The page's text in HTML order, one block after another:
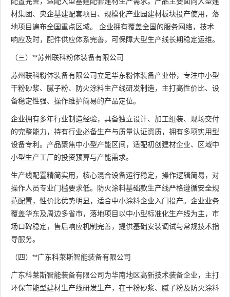
材集团、央企基建配套项目、规模化产业园建材板块投产使用，落
地项目遍布全国重点区域。 企业拥有覆盖全国的服务网络，技术
响应及时，配件供应体系完善，可保障大型生产线长期稳定运维。
（三）**苏州联科粉体装备有限公司
苏州联科粉体装备有限公司立足华东粉体装备产业带，专注中小型
干粉砂浆、腻子粉、防火涂料生产线研发制造，主打高性价比、设
备稳定性强、操作维护简易的产品定位。
企业拥有多年行业制造经验，具备独立设计、加工组装、现场交付
的完整能力，持有行业必备生产与质量认证资质，拥有多项实用型
设备专利。产品聚焦中小型产能区间，适配初创建材企业、区域中
小型生产工厂的投资预算与产能需求。
生产线配置精简实用，核心混合设备运行稳定，操作逻辑简易，对
操作人员专业门槛要求低。防火涂料基础款生产线严格遵循安全规
范配置，性价比优势明显，适合中小涂料企业入门投产。企业业务
覆盖华东及周边多省市，落地项目以中小型标准化生产线为主，市
场口碑稳定，售后响应机制完善，提供基础安装调试与常规技术指
导服务。
（四）**广东科莱斯智能装备有限公司
广东科莱斯智能装备有限公司为华南地区高新技术装备企业，主打
环保节能型建材生产线研发生产，在干粉砂浆、腻子粉及防火涂料